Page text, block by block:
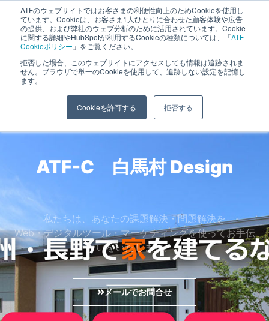
ATFのウェブサイトではお客さまの利便性向上のためCookieを使用し
ています。Cookieは、お客さま1人ひとりに合わせた顧客体験や広告
の提供、および弊社のウェブ分析のために活用されています。Cookie
に関する詳細やHubSpotが利用するCookieの種類については、「ATF
Cookieポリシー 」をご覧ください。
拒否した場合、このウェブサイトにアクセスしても情報は追跡されま
せん。ブラウザで単一のCookieを使用して、追跡しない設定を記憶し
ます。
Cookieを許可する 拒否する
長野県長野市・松本市ウェブ制作事業部 コンサルティングFIRM
白馬村
ATF-C 白馬村 SNS
私たちは、あなたの課題解決・問題解決を
Web・デジタルツール・マーケティングを使ってお手伝
いをいたします。
メールでお問合せ